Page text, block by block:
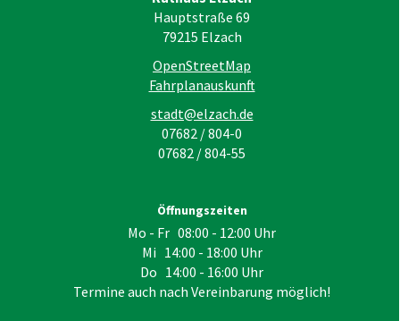
Hauptstraße 69
79215 Elzach
OpenStreetMap
Fahrplanauskunft
stadt@elzach.de
07682 / 804-0
07682 / 804-55
Öffnungszeiten
Mo - Fr 08:00 - 12:00 Uhr
Mi 14:00 - 18:00 Uhr
Do 14:00 - 16:00 Uhr
Termine auch nach Vereinbarung möglich!